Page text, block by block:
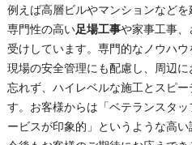
例えば高層ビルやマンションなどを
専門性の高い足場工事や家事工事
受けしています。専門的なノウハウ
現場の安全管理にも配慮し、周辺
忘れず、ハイレベルな施工とスピ
す。お客様からは「ベテランスタ
ービスが印象的」というような高い